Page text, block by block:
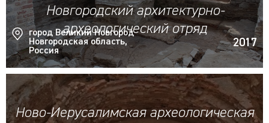
Новгородский архитектурно-
археологический отряд
город Великий Новгород
Новгородская область,
Россия
2017
Ново-Иерусалимская археологическая